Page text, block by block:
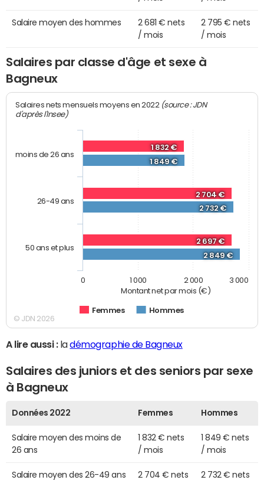
Salaire moyen des hommes
2 681 € nets
/ mois
2 795 € nets
/ mois
Salaires par classe d'âge et sexe à
Bagneux
Montant net par mois (€)
Salaires nets mensuels moyens en 2022 (source : JDN
d'après l'Insee)
1 832 €
2 704 €
2 697 €
1 849 €
2 732 €
2 849 €
Femmes Hommes
moins de 26 ans
26-49 ans
50 ans et plus
0 1 000 2 000 3 000
© JDN 2026
A lire aussi :ladémographie de Bagneux
Salaires des juniors et des seniors par sexe
à Bagneux
Données 2022 Femmes Hommes
Salaire moyen des moins de
26 ans
1 832 € nets
/ mois
1 849 € nets
/ mois
Salaire moyen des 26-49 ans
2 704 € nets
2 732 € nets